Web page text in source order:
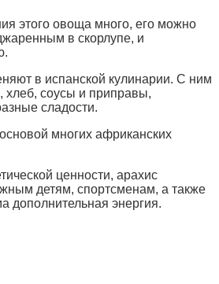
этого овоща много, его можно
в скорлупе, и
в испанской кулинарии. С ним
хлеб, соусы и приправы,
сладости.
многих африканских
ценности, арахис
детям, спортсменам, а также
дополнительная энергия.